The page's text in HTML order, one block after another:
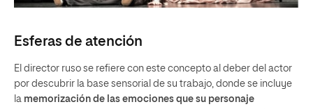
Esferas de atención
El director ruso se refiere con este concepto al deber del actor
por descubrir la base sensorial de su trabajo, donde se incluye
la memorización de las emociones que su personaje